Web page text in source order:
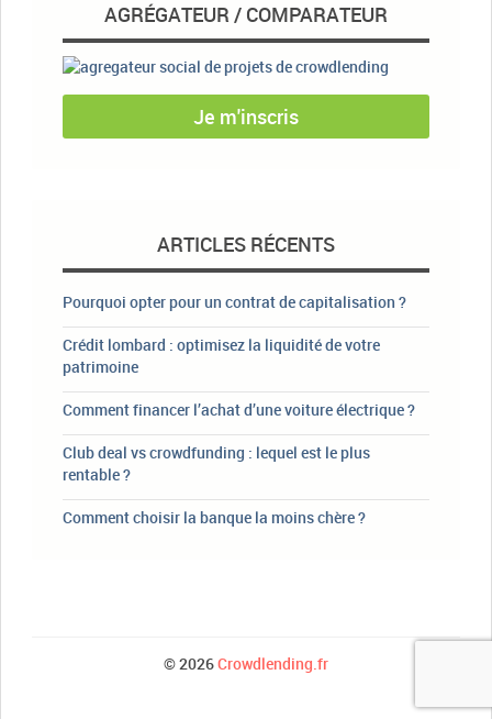
AGRÉGATEUR / COMPARATEUR
Je m'inscris
ARTICLES RÉCENTS
Pourquoi opter pour un contrat de capitalisation ?
Crédit lombard : optimisez la liquidité de votre
patrimoine
Comment financer l’achat d’une voiture électrique ?
Club deal vs crowdfunding : lequel est le plus
rentable ?
Comment choisir la banque la moins chère ?
© 2026Crowdlending.fr